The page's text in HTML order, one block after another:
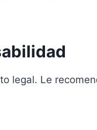
legal. Le